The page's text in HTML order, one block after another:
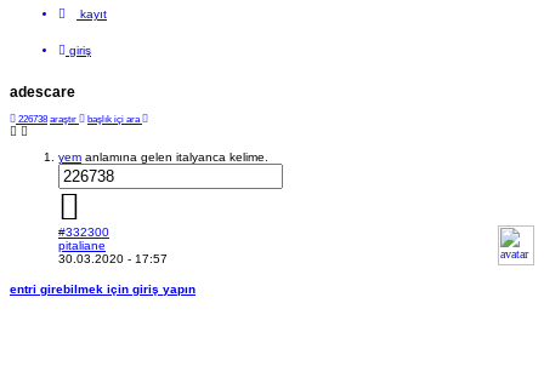
kayıt
giriş
adescare
226738 araştır başlık içi ara
yem anlamına gelen italyanca kelime.
#332300
pitaliane
30.03.2020 - 17:57
entri girebilmek için giriş yapın